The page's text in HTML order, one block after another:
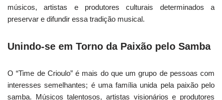
músicos, artistas e produtores culturais determinados a
preservar e difundir essa tradição musical.
Unindo-se em Torno da Paixão pelo Samba
O “Time de Crioulo” é mais do que um grupo de pessoas com
interesses semelhantes; é uma família unida pela paixão pelo
samba. Músicos talentosos, artistas visionários e produtores